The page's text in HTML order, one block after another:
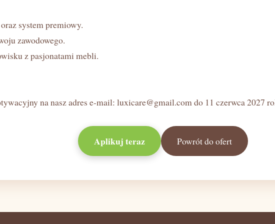
system premiowy.
zawodowego.
z pasjonatami mebli.
na nasz adres e-mail: luxicare@gmail.comdo 11 czerwca 2027
Aplikuj teraz Powrót do ofert